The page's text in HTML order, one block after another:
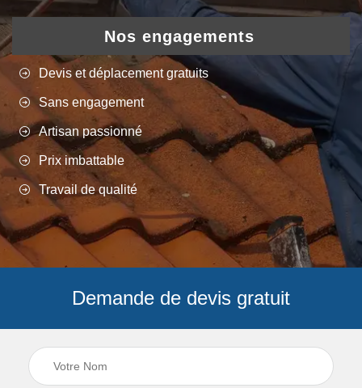
Nos engagements
Devis et déplacement gratuits
Sans engagement
Artisan passionné
Prix imbattable
Travail de qualité
Demande de devis gratuit